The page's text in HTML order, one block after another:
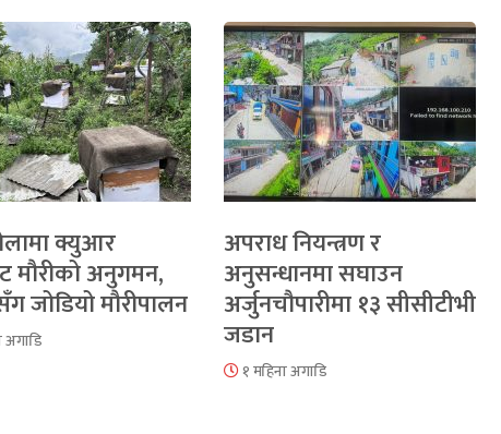
क्युआर
मौरीको अनुगमन,
जोडियो मौरीपालन
अगाडि
अपराध नियन्त्रण र
अनुसन्धानमा सघाउन
अर्जुनचौपारीमा १३ सीसीटीभी
जडान
१ महिना अगाडि